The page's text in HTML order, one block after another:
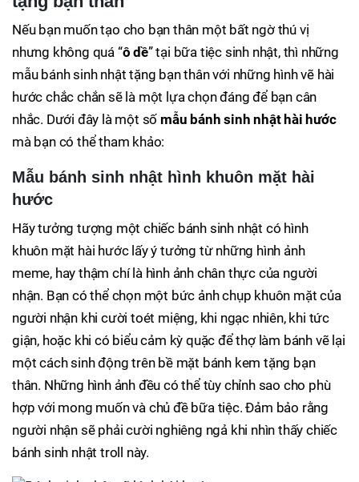
Nếu bạn muốn tạo cho bạn thân một bất ngờ thú vị
nhưng không quá “ô dề” tại bữa tiệc sinh nhật, thì những
mẫu bánh sinh nhật tặng bạn thân với những hình vẽ hài
hước chắc chắn sẽ là một lựa chọn đáng để bạn cân
nhắc. Dưới đây là một số mẫu bánh sinh nhật hài hước
mà bạn có thể tham khảo:
Mẫu bánh sinh nhật hình khuôn mặt hài
hước
Hãy tưởng tượng một chiếc bánh sinh nhật có hình
khuôn mặt hài hước lấy ý tưởng từ những hình ảnh
meme, hay thậm chí là hình ảnh chân thực của người
nhận. Bạn có thể chọn một bức ảnh chụp khuôn mặt của
người nhận khi cười toét miệng, khi ngạc nhiên, khi tức
giận, hoặc khi có biểu cảm kỳ quặc để thợ làm bánh vẽ lại
một cách sinh động trên bề mặt bánh kem tặng bạn
thân. Những hình ảnh đều có thể tùy chỉnh sao cho phù
hợp với mong muốn và chủ đề bữa tiệc. Đảm bảo rằng
người nhận sẽ phải cười nghiêng ngả khi nhìn thấy chiếc
bánh sinh nhật troll này.